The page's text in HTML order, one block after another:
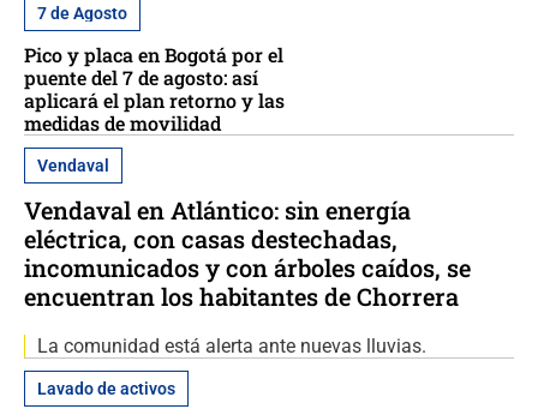
7 de Agosto
Pico y placa en Bogotá por el
puente del 7 de agosto: así
aplicará el plan retorno y las
medidas de movilidad
Vendaval
Vendaval en Atlántico: sin energía
eléctrica, con casas destechadas,
incomunicados y con árboles caídos, se
encuentran los habitantes de Chorrera
La comunidad está alerta ante nuevas lluvias.
Lavado de activos